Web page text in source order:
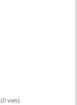
(0 vots)